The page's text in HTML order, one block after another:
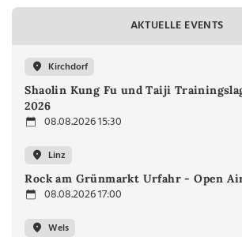
AKTUELLE EVENTS
Kirchdorf
Shaolin Kung Fu und Taiji
2026
08.08.2026 15:30
Linz
Rock am Grünmarkt Urfahr - Open
08.08.2026 17:00
Wels